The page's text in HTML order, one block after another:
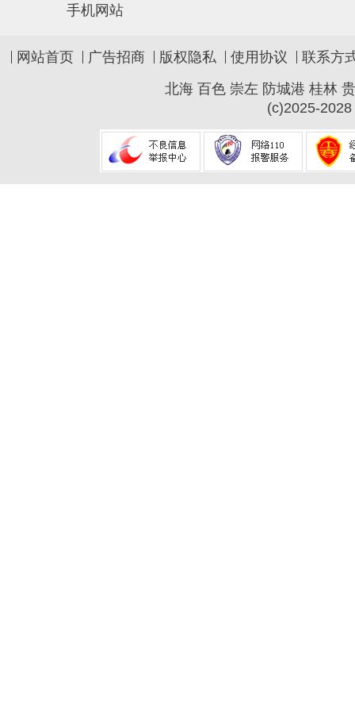
手机网站
网站首页 广告招商 版权隐私 使用协议
联系方
北海 百色 崇左 防城港 桂林
(c)2025-